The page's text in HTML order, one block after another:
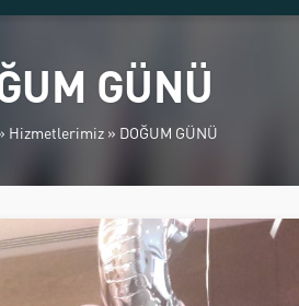
GÜNÜ
Hizmetlerimiz » DOĞUM GÜNÜ